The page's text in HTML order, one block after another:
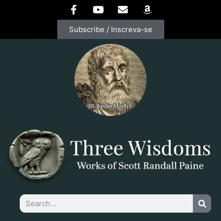
Subscribe / Inscreva-se